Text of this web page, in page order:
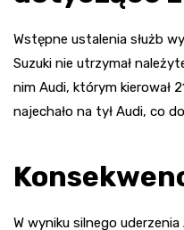
Wstępne ustalenia służb
Suzuki nie utrzymał
nim Audi, którym kierował
najechało na tył Audi, co
W wyniku silnego